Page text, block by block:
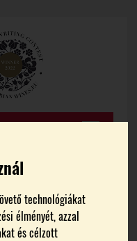
technológiákat
élményét, azzal
és célzott